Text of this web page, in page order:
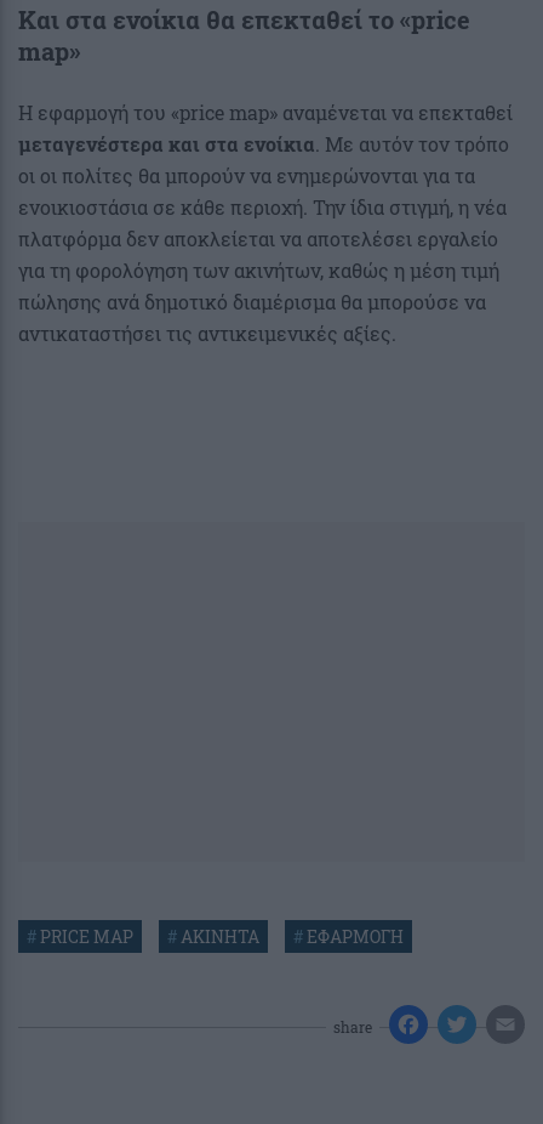
Και στα ενοίκια θα επεκταθεί το «price
map»
Η εφαρμογή του «price map» αναμένεται να επεκταθεί
μεταγενέστερα και στα ενοίκια. Με αυτόν τον τρόπο
οι οι πολίτες θα μπορούν να ενημερώνονται για τα
ενοικιοστάσια σε κάθε περιοχή. Την ίδια στιγμή, η νέα
πλατφόρμα δεν αποκλείεται να αποτελέσει εργαλείο
για τη φορολόγηση των ακινήτων, καθώς η μέση τιμή
πώλησης ανά δημοτικό διαμέρισμα θα μπορούσε να
αντικαταστήσει τις αντικειμενικές αξίες.
#PRICE MAP #ΑΚΙΝΗΤΑ #ΕΦΑΡΜΟΓΗ
share